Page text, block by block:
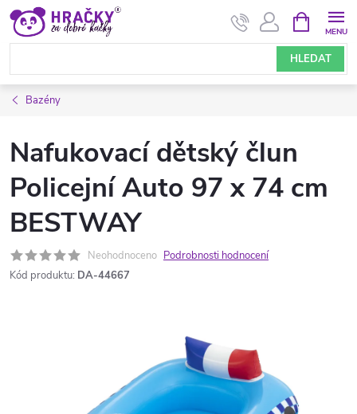
Přejít
obsah
HLEDAT
NÁKUPNÍ
KOŠÍK
Bazény
Nafukovací dětský člun
Policejní Auto 97 x 74 cm
BESTWAY
Neohodnoceno Podrobnosti hodnocení
Kód produktu: DA-44667